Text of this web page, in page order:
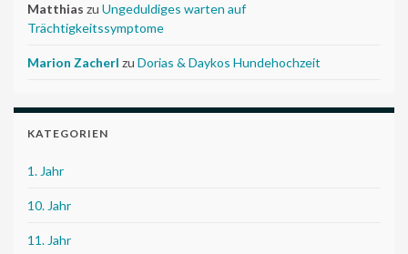
Matthias zu Ungeduldiges warten auf
Trächtigkeitssymptome
Marion Zacherl zu Dorias & Daykos Hundehochzeit
KATEGORIEN
1. Jahr
10. Jahr
11. Jahr